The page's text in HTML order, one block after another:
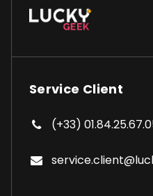
Service Client
(+33)